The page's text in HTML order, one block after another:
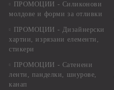
ПРОМОЦИИ - Силиконови
молдове и форми за отливки
ПРОМОЦИИ - Дизайнерски
хартии, изрязани елементи,
стикери
ПРОМОЦИИ - Сатенени
ленти, панделки, шнурове,
канап